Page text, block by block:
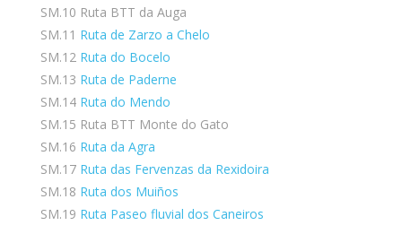
SM.10 Ruta BTT da Auga
SM.11 Ruta de Zarzo a Chelo
SM.12 Ruta do Bocelo
SM.13 Ruta de Paderne
SM.14 Ruta do Mendo
SM.15 Ruta BTT Monte do Gato
SM.16 Ruta da Agra
SM.17 Ruta das Fervenzas da Rexidoira
SM.18 Ruta dos Muiños
SM.19 Ruta Paseo fluvial dos Caneiros